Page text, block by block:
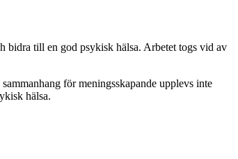
bidra till en god psykisk hälsa. Arbetet togs vid av
för meningsskapande upplevs inte
hälsa.